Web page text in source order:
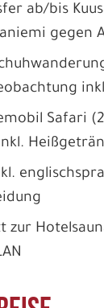
ab/bis
gegen
Safari
zur